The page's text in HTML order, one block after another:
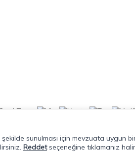
sunulması için mevzuata uygun
Reddetseçeneğine tıklamanız